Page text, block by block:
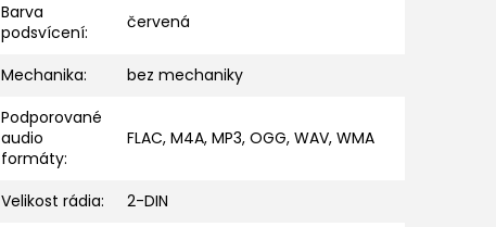
Barva
podsvícení: červená
Mechanika:
bez mechaniky
Podporované
audio
formáty:
FLAC, M4A, MP3, OGG, WAV, WMA
Velikost rádia: 2-DIN